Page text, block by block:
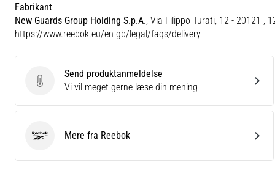
Fabrikant
New Guards Group Holding S.p.A., Via Filippo Turati, 12 - 20121 ,
https://www.reebok.eu/en-gb/legal/faqs/delivery
Send produktanmeldelse
Send produktanmeldelse
Vi vil meget gerne læse din mening
ReebokMere fra Reebok